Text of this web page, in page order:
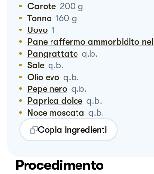
Carote 200 g
Tonno 160 g
Uovo 1
Pane raffermo ammorbidito
Pangrattato q.b.
Sale q.b.
Olio evo q.b.
Pepe nero q.b.
Paprica dolce q.b.
Noce moscata q.b.
Copia ingredienti
Procedimento